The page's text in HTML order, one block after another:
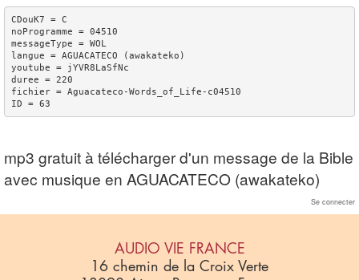
CDouK7 = C
noProgramme = 04510
messageType = WOL
langue = AGUACATECO (awakateko)
youtube = jYVR8LaSfNc
duree = 220
fichier = Aguacateco-Words_of_Life-c04510
mp3 gratuit à télécharger d'un message de la Bible
avec musique en AGUACATECO (awakateko)
Se connecter
AUDIO VIE FRANCE
16 chemin de la Croix Verte